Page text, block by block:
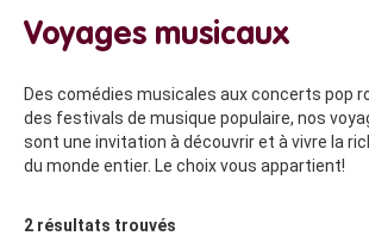
Voyages musicaux
Des comédies musicales aux concerts pop
des festivals de musique populaire, nos
sont une invitation à découvrir et à vivre la
du monde entier. Le choix vous appartient!
2 résultats trouvés